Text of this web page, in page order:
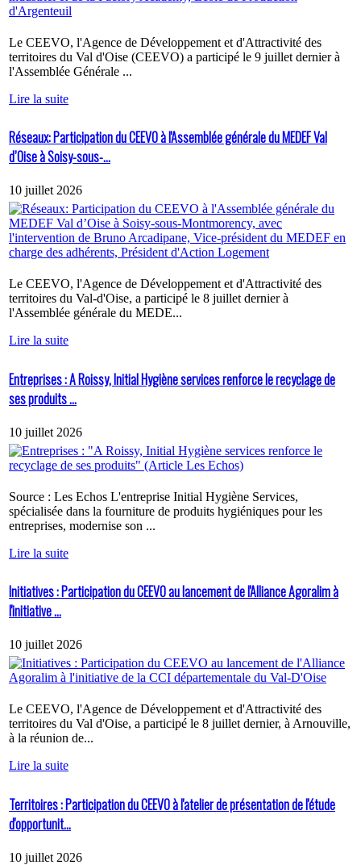
Le CEEVO, l'Agence de Développement et d'Attractivité des
territoires du Val d'Oise (CEEVO) a participé le 9 juillet dernier à
l'Assemblée Générale ...
Lire la suite
Réseaux: Participation du CEEVO à l'Assemblée générale du MEDEF Val
d’Oise à Soisy-sous-...
10 juillet 2026
Le CEEVO, l'Agence de Développement et d'Attractivité des
territoires du Val-d'Oise, a participé le 8 juillet dernier à
l'Assemblée générale du MEDE...
Lire la suite
Entreprises : A Roissy, Initial Hygiène services renforce le recyclage de
ses produits ...
10 juillet 2026
Source : Les Echos L'entreprise Initial Hygiène Services,
spécialisée dans la fourniture de produits hygiéniques pour les
entreprises, modernise son ...
Lire la suite
Initiatives : Participation du CEEVO au lancement de l'Alliance Agoralim à
l'initiative ...
10 juillet 2026
Le CEEVO, l'Agence de Développement et d'Attractivité des
territoires du Val d'Oise, a participé le 8 juillet dernier, à Arnouville,
à la réunion de...
Lire la suite
Territoires : Participation du CEEVO à l'atelier de présentation de l'étude
d'opportunit...
10 juillet 2026